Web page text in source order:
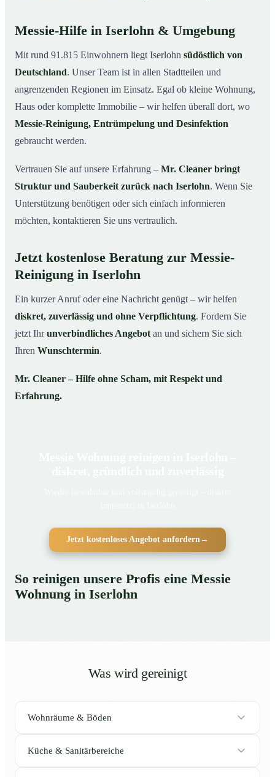
Messie-Hilfe in Iserlohn & Umgebung
Mit rund 91.815 Einwohnern liegt Iserlohn südöstlich von
Deutschland. Unser Team ist in allen Stadtteilen und
angrenzenden Regionen im Einsatz. Egal ob kleine Wohnung,
Haus oder komplette Immobilie – wir helfen überall dort, wo
Messie-Reinigung, Entrümpelung und Desinfektion
gebraucht werden.
Vertrauen Sie auf unsere Erfahrung – Mr. Cleaner bringt
Struktur und Sauberkeit zurück nach Iserlohn. Wenn Sie
Unterstützung benötigen oder sich einfach informieren
möchten, kontaktieren Sie uns vertraulich.
Jetzt kostenlose Beratung zur Messie-
Reinigung in Iserlohn
Ein kurzer Anruf oder eine Nachricht genügt – wir helfen
diskret, zuverlässig und ohne Verpflichtung. Fordern Sie
jetzt Ihrunverbindliches Angebot an und sichern Sie sich
Ihren Wunschtermin.
Mr. Cleaner – Hilfe ohne Scham, mit Respekt und
Erfahrung.
Jetzt kostenloses Angebot anfordern→
So reinigen unsere Profis eine Messie
Wohnung in Iserlohn
Was wird gereinigt
Wohnräume & Böden
Küche & Sanitärbereiche